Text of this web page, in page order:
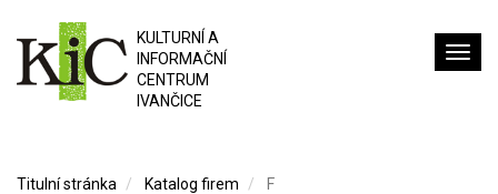
KULTURNÍ A
INFORMAČNÍ
CENTRUM
IVANČICE
Titulní stránka Katalog firem F